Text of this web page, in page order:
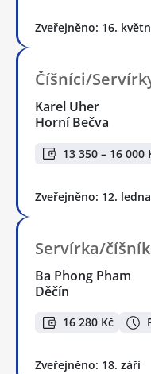
Zveřejněno: 16.
Číšníci/
Karel Uher
Horní Bečva
13 350 – 16 000
Zveřejněno: 12. ledna
Servírka/číšník
Ba Phong Pham
Děčín
16 280 Kč
Zveřejněno: 18. září